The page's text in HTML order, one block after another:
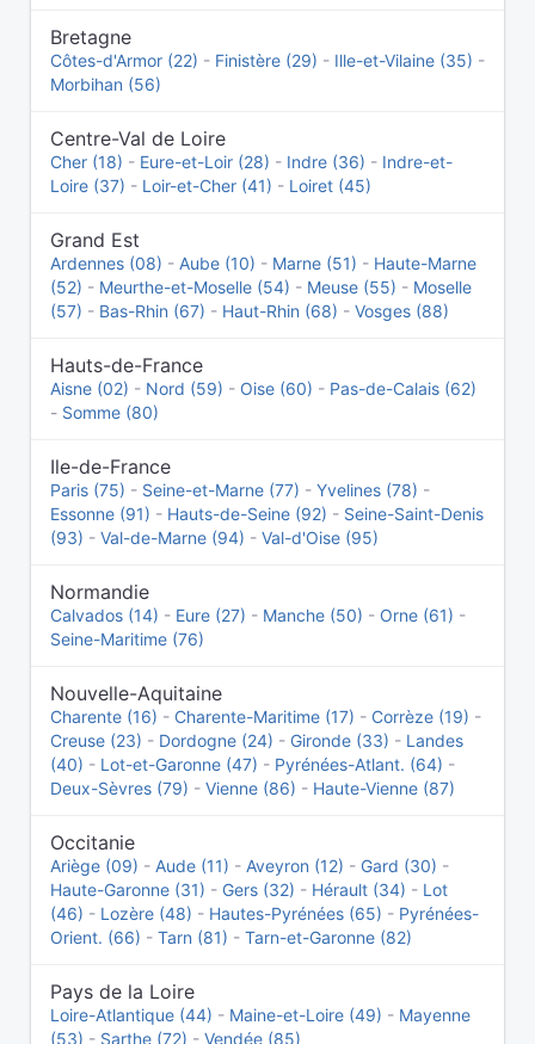
Bretagne
Côtes-d'Armor (22) - Finistère (29) - Ille-et-Vilaine (35) -
Morbihan (56)
Centre-Val de Loire
Cher (18) - Eure-et-Loir (28) - Indre (36) - Indre-et-
Loire (37) - Loir-et-Cher (41) - Loiret (45)
Grand Est
Ardennes (08) - Aube (10) - Marne (51) - Haute-Marne
(52) - Meurthe-et-Moselle (54) - Meuse (55) - Moselle
(57) - Bas-Rhin (67) - Haut-Rhin (68) - Vosges (88)
Hauts-de-France
Aisne (02) - Nord (59) - Oise (60) - Pas-de-Calais (62)
- Somme (80)
Ile-de-France
Paris (75) - Seine-et-Marne (77) - Yvelines (78) -
Essonne (91) - Hauts-de-Seine (92) - Seine-Saint-Denis
(93) - Val-de-Marne (94) - Val-d'Oise (95)
Normandie
Calvados (14) - Eure (27) - Manche (50) - Orne (61) -
Seine-Maritime (76)
Nouvelle-Aquitaine
Charente (16) - Charente-Maritime (17) - Corrèze (19) -
Creuse (23) - Dordogne (24) - Gironde (33) - Landes
(40) - Lot-et-Garonne (47) - Pyrénées-Atlant. (64) -
Deux-Sèvres (79) - Vienne (86) - Haute-Vienne (87)
Occitanie
Ariège (09) - Aude (11) - Aveyron (12) - Gard (30) -
Haute-Garonne (31) - Gers (32) - Hérault (34) - Lot
(46) - Lozère (48) - Hautes-Pyrénées (65) - Pyrénées-
Orient. (66) - Tarn (81) - Tarn-et-Garonne (82)
Pays de la Loire
Loire-Atlantique (44) - Maine-et-Loire (49) - Mayenne
(53) - Sarthe (72) - Vendée (85)